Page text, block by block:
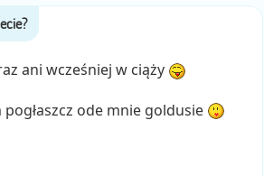
ani wcześniej w ciąży
ode mnie goldusie